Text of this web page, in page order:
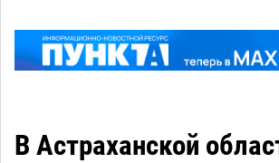
В Астраханской